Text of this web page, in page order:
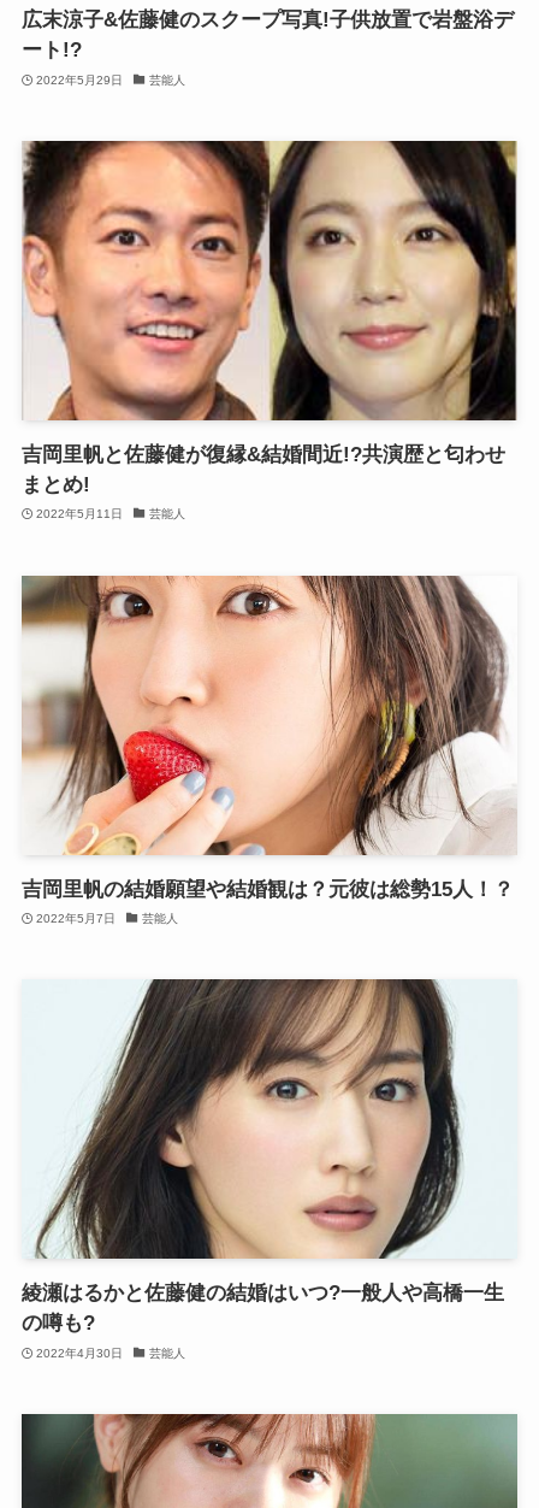
広末涼子&佐藤健のスクープ写真!子供放置で岩盤浴デ
ート!?
2022年5月29日 芸能人
吉岡里帆と佐藤健が復縁&結婚間近!?共演歴と匂わせ
まとめ!
2022年5月11日 芸能人
吉岡里帆の結婚願望や結婚観は？元彼は総勢15人！？
2022年5月7日 芸能人
綾瀬はるかと佐藤健の結婚はいつ?一般人や高橋一生
の噂も?
2022年4月30日 芸能人